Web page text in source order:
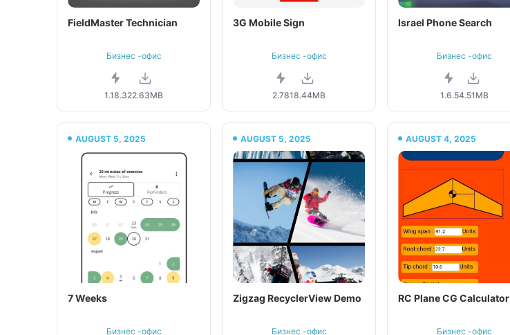
FieldMaster Technician
Бизнес -офис
1.18.322.63MB
3G Mobile Sign
Бизнес -офис
2.7818.44MB
Israel Phone Search
Бизнес -офис
1.6.54.51MB
AUGUST 5, 2025
7 Weeks
Бизнес -офис
AUGUST 5, 2025
Zigzag RecyclerView Demo
Бизнес -офис
AUGUST 4, 2025
RC Plane CG Calculator
Бизнес -офис